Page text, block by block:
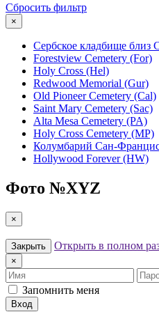
Сбросить фильтр
×
Сербское кладбище близ
Forestview Cemetery (For)
Holy Cross (Hel)
Redwood Memorial (Gur)
Old Pioneer Cemetery (Cal)
Saint Mary Cemetery (Sac)
Alta Mesa Cemetery (PA)
Holy Cross Cemetery (MP)
Колумбарий Сан-
Hollywood Forever (HW)
Фото №XYZ
×
Закрыть Открыть в полном
×
Имя
Запомнить меня
Вход